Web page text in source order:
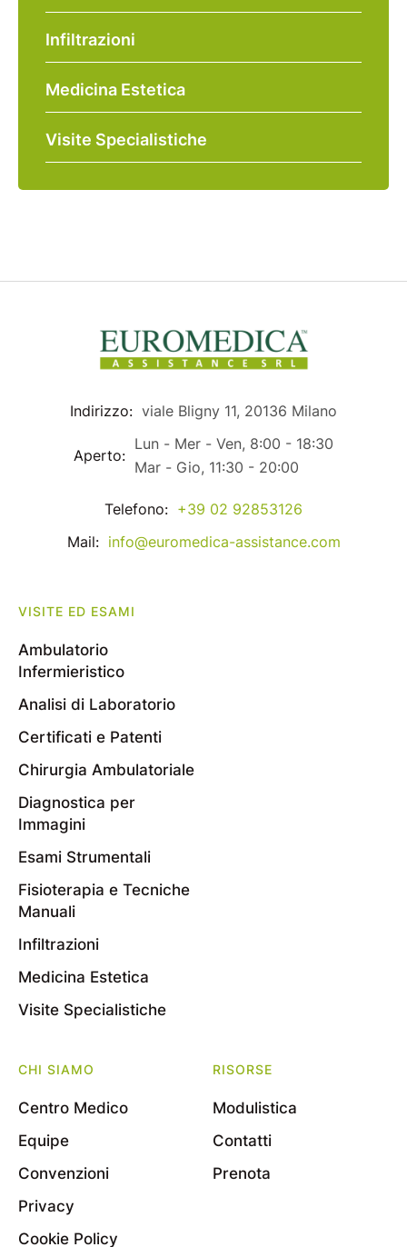
Infiltrazioni
Medicina Estetica
Visite Specialistiche
Indirizzo: viale Bligny 11, 20136 Milano
Aperto:
Lun - Mer - Ven, 8:00 - 18:30
Mar - Gio, 11:30 - 20:00
Telefono: +39 02 92853126
Mail: info@euromedica-assistance.com
VISITE ED ESAMI
Ambulatorio
Infermieristico
Analisi di Laboratorio
Certificati e Patenti
Chirurgia Ambulatoriale
Diagnostica per
Immagini
Esami Strumentali
Fisioterapia e Tecniche
Manuali
Infiltrazioni
Medicina Estetica
Visite Specialistiche
CHI SIAMO
Centro Medico
Equipe
Convenzioni
Privacy
Cookie Policy
RISORSE
Modulistica
Contatti
Prenota